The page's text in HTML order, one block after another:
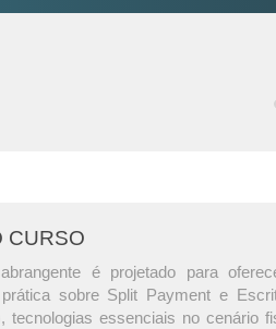
CURSO
é projetado para
sobre Split Payment e
tecnologias essenciais no cenário